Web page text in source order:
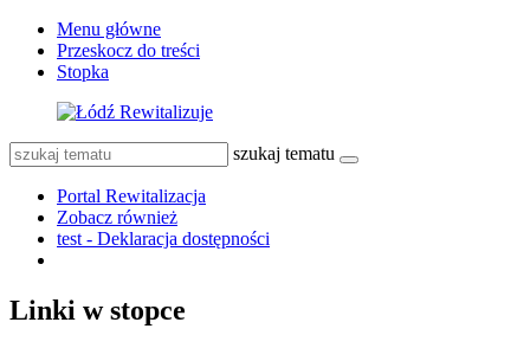
Menu główne
Przeskocz do treści
Stopka
szukaj tematu
Portal Rewitalizacja
Zobacz również
test - Deklaracja dostępności
Linki w stopce